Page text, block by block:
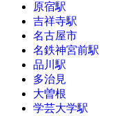
原宿駅
吉祥寺駅
名古屋市
名鉄神宮前駅
品川駅
多治見
大曽根
学芸大学駅